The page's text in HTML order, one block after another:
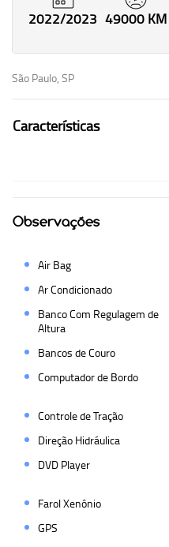
2022/2023 49000 KM
São Paulo, SP
Características
Observações
Air Bag
Ar Condicionado
Banco Com Regulagem de
Altura
Bancos de Couro
Computador de Bordo
Controle de Tração
Direção Hidráulica
DVD Player
Farol Xenônio
GPS